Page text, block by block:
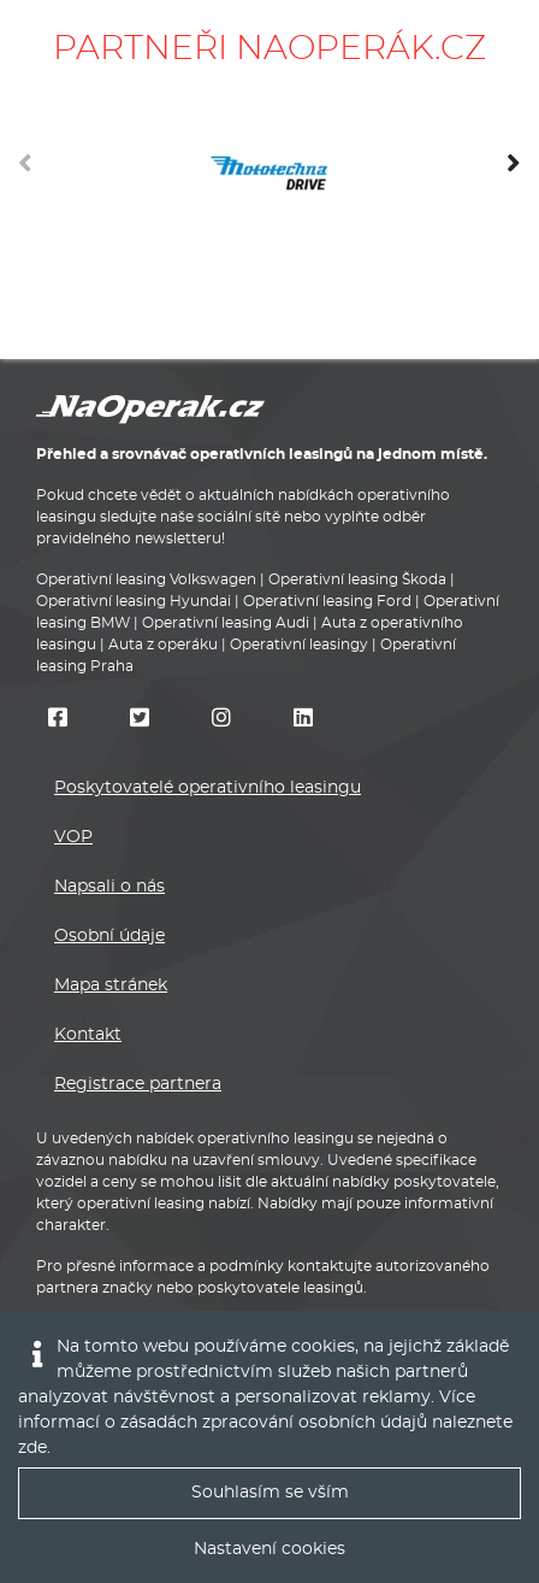
PARTNEŘI NAOPERÁK.CZ
Přehled a srovnávač operativních leasingů na jednom místě.
Pokud chcete vědět o aktuálních nabídkách operativního
leasingu sledujte naše sociální sítě nebo vyplňte odběr
pravidelného newsletteru!
Operativní leasing Volkswagen Operativní leasing Škoda
Operativní leasing Hyundai
Operativní leasing Ford
Operativní
leasing BMW
Operativní leasing Audi
Auta z operativního
leasingu
Auta z operáku Operativní leasingy
Operativní
leasing Praha
Poskytovatelé operativního leasingu
VOP
Napsali o nás
Osobní údaje
Mapa stránek
Kontakt
Registrace partnera
U uvedených nabídek operativního leasingu se nejedná o
závaznou nabídku na uzavření smlouvy. Uvedené specifikace
vozidel a ceny se mohou lišit dle aktuální nabídky poskytovatele,
který operativní leasing nabízí. Nabídky mají pouze informativní
charakter.
Pro přesné informace a podmínky kontaktujte autorizovaného
partnera značky nebo poskytovatele leasingů.
Na tomto webu používáme cookies, na jejichž základě
můžeme prostřednictvím služeb našich partnerů
analyzovat návštěvnost a personalizovat reklamy. Více
informací o zásadách zpracování osobních údajů naleznete
zde.
Souhlasím se vším
Nastavení cookies
Nejlepší nabídky operáku do Vašeho emailu